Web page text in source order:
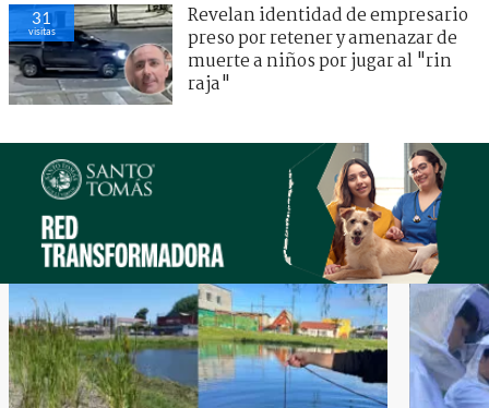
31
visitas
Revelan identidad de empresario
preso por retener y amenazar de
muerte a niños por jugar al "rin
raja"